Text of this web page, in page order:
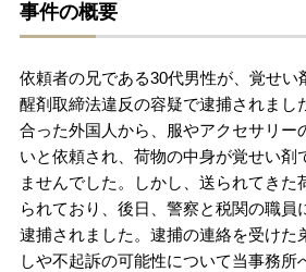
解決実績
ご依頼者からのお手紙
無料相談の口コミ評判
刑事事件について 知りたい方
事件の概要
依頼者の兄である30代男性が、覚せい
醒剤取締法違反の容疑で逮捕されまし
合った外国人から、服やアクセサリー
いと依頼され、荷物の中身が覚せい剤
ませんでした。しかし、送られてきた
られており、後日、警察と税関の職員
逮捕されました。逮捕の連絡を受けた
しや不起訴の可能性について当事務所